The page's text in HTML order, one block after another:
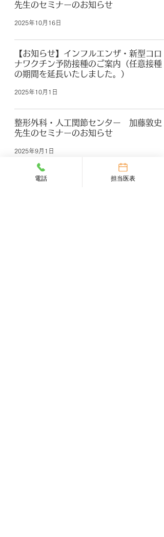
先生のセミナーのお知らせ
2025年10月16日
【お知らせ】インフルエンザ・新型コロ
ナワクチン予防接種のご案内（任意接種
の期間を延長いたしました。）
2025年10月1日
整形外科・人工関節センター 加藤敦史
先生のセミナーのお知らせ
2025年9月1日
電話 担当医表